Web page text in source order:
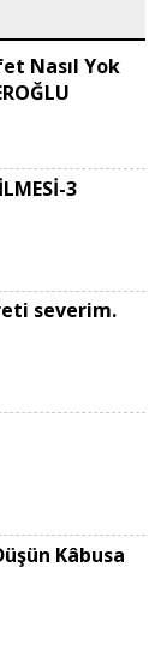
Nasıl Yok
3
severim.
Kâbusa